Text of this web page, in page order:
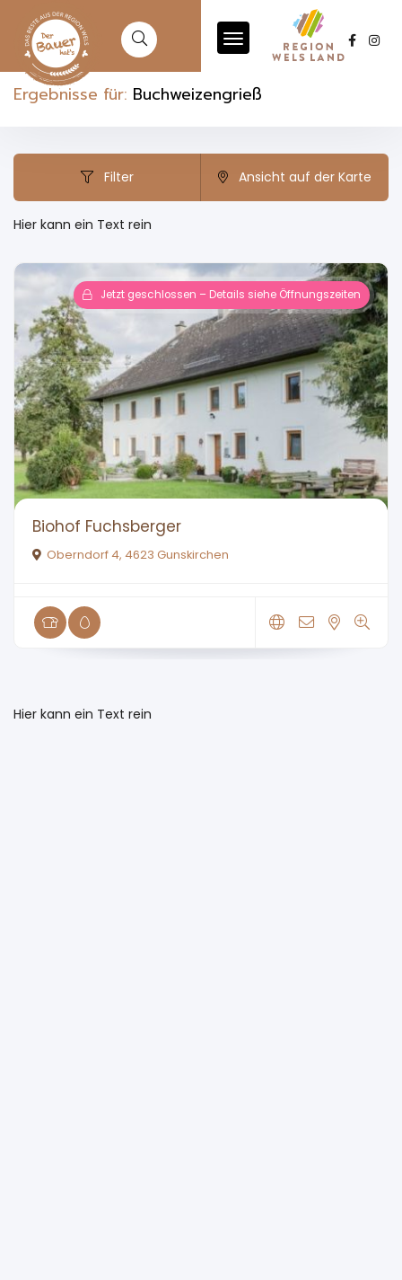
Ergebnisse für: Buchweizengrieß
Filter Ansicht auf der Karte
Hier kann ein Text rein
Jetzt geschlossen – Details siehe Öffnungszeiten
Biohof Fuchsberger
Oberndorf 4, 4623 Gunskirchen
Hier kann ein Text rein